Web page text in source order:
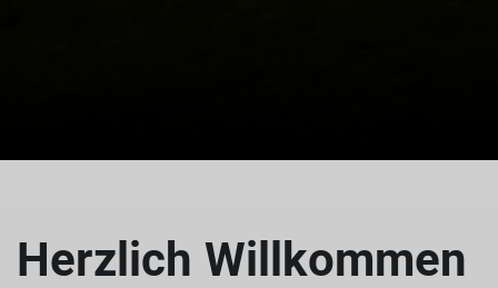
Herzlich Willkommen